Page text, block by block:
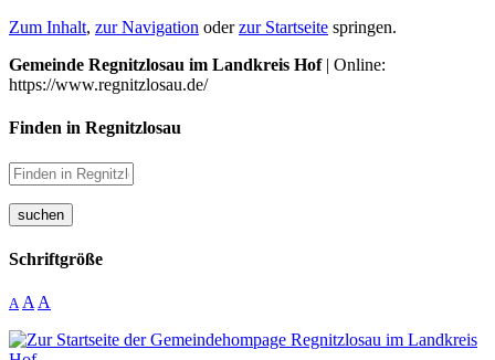
Zum Inhalt, zur Navigation oderzur Startseite springen.
Gemeinde Regnitzlosau im Landkreis Hof| Online:
https://www.regnitzlosau.de/
Finden in Regnitzlosau
suchen
Schriftgröße
A A A